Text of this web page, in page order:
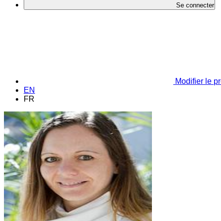
Se connecter
Modifier le
EN
FR